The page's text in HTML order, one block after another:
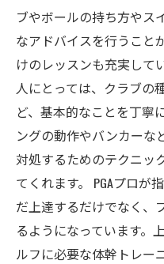
ブやボールの持ち方やス
なアドバイスを行うこと
けのレッスンも充実して
人にとっては、クラブの
ど、基本的なことを丁寧
ングの動作やバンカーな
対処するためのテクニッ
てくれます。 PGAプロが
だ上達するだけでなく、
るようになっています。
ルフに必要な体幹トレー